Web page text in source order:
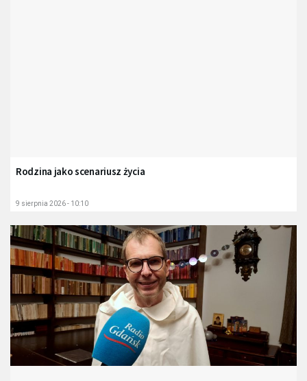
Rodzina jako scenariusz życia
9 sierpnia 2026 - 10:10